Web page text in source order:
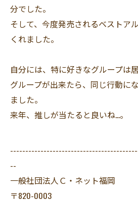
分でした。
そして、今度発売されるベストア
くれました。
自分には、特に好きなグループは
グループが出来たら、同じ行動に
ました。
来年、推しが当たると良いね…。
--
一般社団法人Ｃ・ネット福岡
〒820-0003